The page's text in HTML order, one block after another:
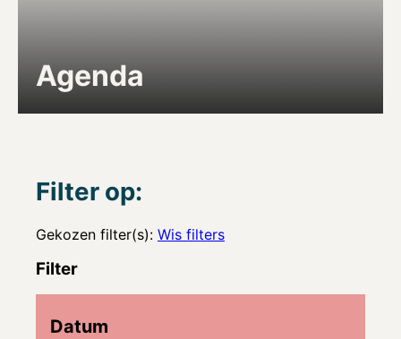
Agenda
Filter op:
Gekozen filter(s): Wis filters
Filter
Datum